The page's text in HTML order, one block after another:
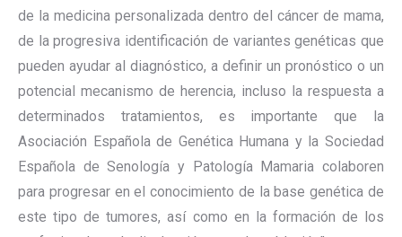
de la medicina personalizada dentro del cáncer de mama,
de la progresiva identificación de variantes genéticas que
pueden ayudar al diagnóstico, a definir un pronóstico o un
potencial mecanismo de herencia, incluso la respuesta a
determinados tratamientos, es importante que la
Asociación Española de Genética Humana y la Sociedad
Española de Senología y Patología Mamaria colaboren
para progresar en el conocimiento de la base genética de
este tipo de tumores, así como en la formación de los